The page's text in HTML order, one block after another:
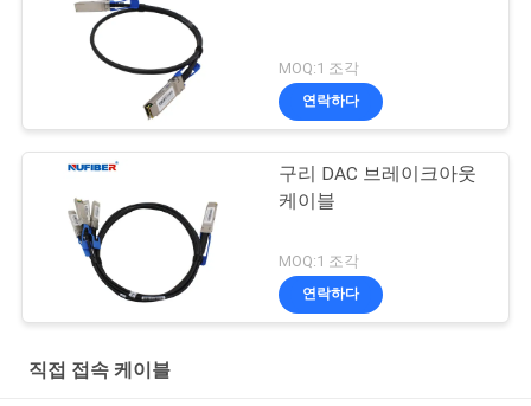
MOQ:1 조각
연락하다
구리 DAC 브레이크아웃
케이블
MOQ:1 조각
연락하다
직접 접속 케이블